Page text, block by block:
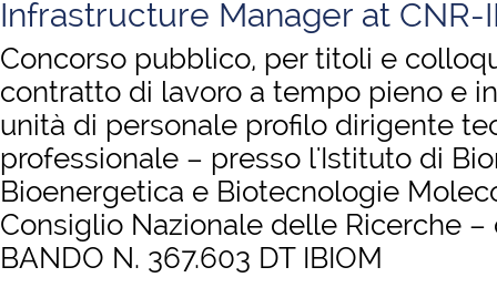
Infrastructure Manager at CNR-
Concorso pubblico, per titoli e
contratto di lavoro a tempo pieno e
unità di personale profilo dirigente
professionale – presso l'Istituto di
Bioenergetica e Biotecnologie
Consiglio Nazionale delle Ricerche –
BANDO N. 367.603 DT IBIOM